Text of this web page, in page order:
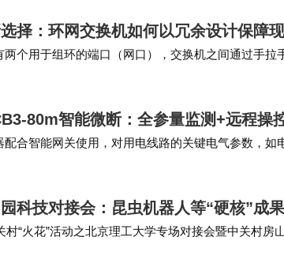
Street的Scaleup X计划具体做些什么？
养下一代战略供应商。该计划目前涵盖了
业和企业环境中实现业务扩展。
加入沃达丰创新生态圈有何重要意义？
达丰的创新生态圈意味着Arqit将有机会
择：环网交换机如何以冗余设计保障
两个用于组环的端口（网口），交换机之间通过手
陷”网口设计，外观上和普通交换机大有差别，将网
80m智能微断：全参量监测+远程操
配合智能网关使用，对用电线路的关键电气参数，
常预警、事故跳闸告警、电能计量统计、故障定位等
科技对接会：昆虫机器人等“硬核”成
村“火花”活动之北京理工大学专场对接会暨中关村
究院举行，极限搜救昆虫机器人、通信感知超宽带收